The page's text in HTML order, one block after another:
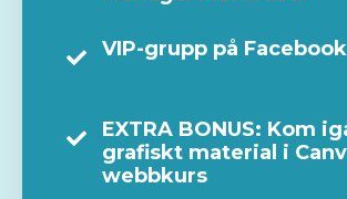
VIP-grupp på Facebook
EXTRA BONUS: Kom
grafiskt material i
webbkurs